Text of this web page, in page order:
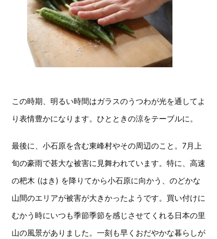
この時期、明るい時間はガラスのうつわが光を通してよ
り表情豊かになります。ひとときの涼をテーブルに。
最後に、小石原を含む東峰村やその周辺のこと。7月上
旬の豪雨で甚大な被害に見舞われています。特に、高速
の杷木 (はき) を降りてから小石原に向かう、のどかな
山間のエリアが被害が大きかったようです。買い付けに
むかう時にいつも季節季節を感じさせてくれる日本の里
山の風景がありました。一刻も早くおだやかな暮らしが